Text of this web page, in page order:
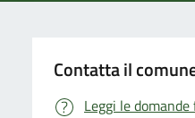
Contatta il
Leggi le